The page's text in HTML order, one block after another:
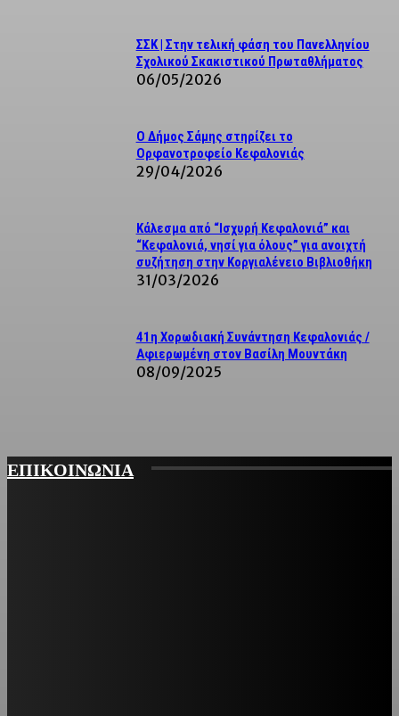
ΣΣΚ | Στην τελική φάση του Πανελληνίου
Σχολικού Σκακιστικού Πρωταθλήματος
06/05/2026
Ο Δήμος Σάμης στηρίζει το
Ορφανοτροφείο Κεφαλονιάς
29/04/2026
Κάλεσμα από “Ισχυρή Κεφαλονιά” και
“Κεφαλονιά, νησί για όλους” για ανοιχτή
συζήτηση στην Κοργιαλένειο Βιβλιοθήκη
31/03/2026
41η Χορωδιακή Συνάντηση Κεφαλονιάς /
Αφιερωμένη στον Βασίλη Μουντάκη
08/09/2025
ΕΠΙΚΟΙΝΩΝΙΑ